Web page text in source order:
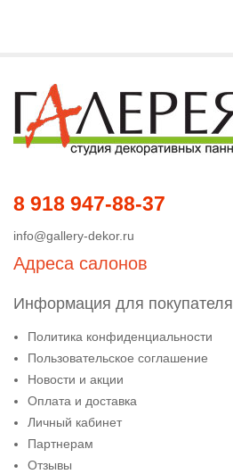
8 918 947-88-37
info@gallery-dekor.ru
Адреса салонов
Информация для покупателя
Политика конфиденциальности
Пользовательское соглашение
Новости и акции
Оплата и доставка
Личный кабинет
Партнерам
Отзывы